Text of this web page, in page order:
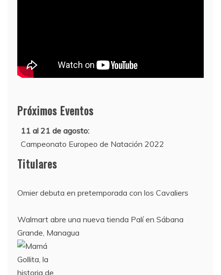
Próximos Eventos
11 al 21 de agosto:
Campeonato Europeo de Natación 2022
12 de agosto:
Empieza La Liga 2022-2023
Titulares
Omier debuta en pretemporada con los Cavaliers
Walmart abre una nueva tienda Palí en Sábana
Grande, Managua